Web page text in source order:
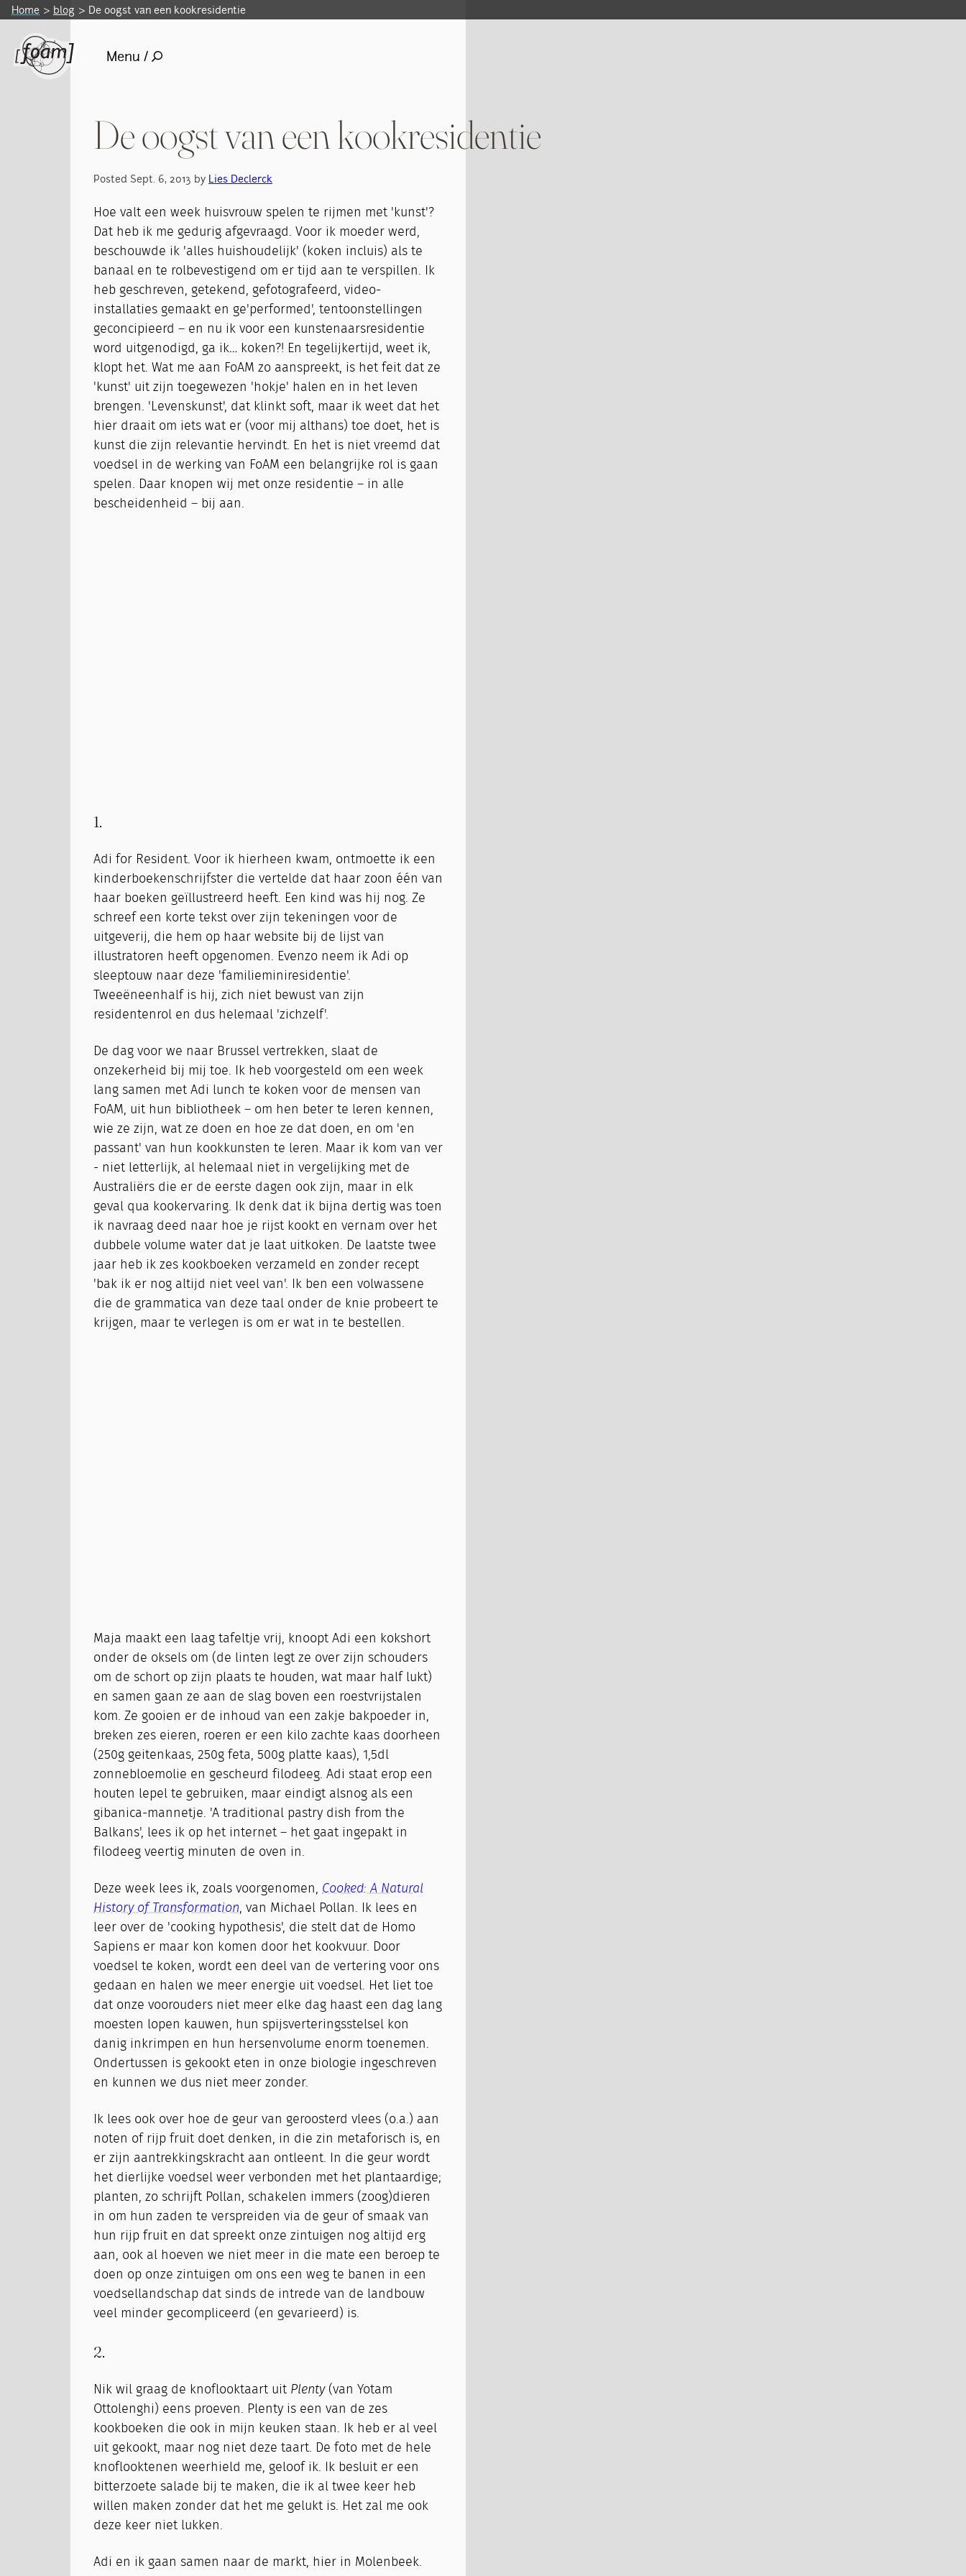
Home blog De oogst van een kookresidentie
Menu /
De oogst van een kookresidentie
Posted Sept. 6, 2013 by Lies Declerck
Hoe valt een week huisvrouw spelen te rijmen met 'kunst'?
Dat heb ik me gedurig afgevraagd. Voor ik moeder werd,
beschouwde ik 'alles huishoudelijk' (koken incluis) als te
banaal en te rolbevestigend om er tijd aan te verspillen. Ik
heb geschreven, getekend, gefotografeerd, video-
installaties gemaakt en ge'performed', tentoonstellingen
geconcipieerd – en nu ik voor een kunstenaarsresidentie
word uitgenodigd, ga ik… koken?! En tegelijkertijd, weet ik,
klopt het. Wat me aan FoAM zo aanspreekt, is het feit dat ze
'kunst' uit zijn toegewezen 'hokje' halen en in het leven
brengen. 'Levenskunst', dat klinkt soft, maar ik weet dat het
hier draait om iets wat er (voor mij althans) toe doet, het is
kunst die zijn relevantie hervindt. En het is niet vreemd dat
voedsel in de werking van FoAM een belangrijke rol is gaan
spelen. Daar knopen wij met onze residentie – in alle
bescheidenheid – bij aan.
1.
Adi for Resident. Voor ik hierheen kwam, ontmoette ik een
kinderboekenschrijfster die vertelde dat haar zoon één van
haar boeken geïllustreerd heeft. Een kind was hij nog. Ze
schreef een korte tekst over zijn tekeningen voor de
uitgeverij, die hem op haar website bij de lijst van
illustratoren heeft opgenomen. Evenzo neem ik Adi op
sleeptouw naar deze 'familieminiresidentie'.
Tweeëneenhalf is hij, zich niet bewust van zijn
residentenrol en dus helemaal 'zichzelf'.
De dag voor we naar Brussel vertrekken, slaat de
onzekerheid bij mij toe. Ik heb voorgesteld om een week
lang samen met Adi lunch te koken voor de mensen van
FoAM, uit hun bibliotheek – om hen beter te leren kennen,
wie ze zijn, wat ze doen en hoe ze dat doen, en om 'en
passant' van hun kookkunsten te leren. Maar ik kom van ver
- niet letterlijk, al helemaal niet in vergelijking met de
Australiërs die er de eerste dagen ook zijn, maar in elk
geval qua kookervaring. Ik denk dat ik bijna dertig was toen
ik navraag deed naar hoe je rijst kookt en vernam over het
dubbele volume water dat je laat uitkoken. De laatste twee
jaar heb ik zes kookboeken verzameld en zonder recept
'bak ik er nog altijd niet veel van'. Ik ben een volwassene
die de grammatica van deze taal onder de knie probeert te
krijgen, maar te verlegen is om er wat in te bestellen.
Maja maakt een laag tafeltje vrij, knoopt Adi een kokshort
onder de oksels om (de linten legt ze over zijn schouders
om de schort op zijn plaats te houden, wat maar half lukt)
en samen gaan ze aan de slag boven een roestvrijstalen
kom. Ze gooien er de inhoud van een zakje bakpoeder in,
breken zes eieren, roeren er een kilo zachte kaas doorheen
(250g geitenkaas, 250g feta, 500g platte kaas), 1,5dl
zonnebloemolie en gescheurd filodeeg. Adi staat erop een
houten lepel te gebruiken, maar eindigt alsnog als een
gibanica-mannetje. 'A traditional pastry dish from the
Balkans', lees ik op het internet – het gaat ingepakt in
filodeeg veertig minuten de oven in.
Deze week lees ik, zoals voorgenomen, Cooked: A Natural
History of Transformation, van Michael Pollan. Ik lees en
leer over de 'cooking hypothesis', die stelt dat de Homo
Sapiens er maar kon komen door het kookvuur. Door
voedsel te koken, wordt een deel van de vertering voor ons
gedaan en halen we meer energie uit voedsel. Het liet toe
dat onze voorouders niet meer elke dag haast een dag lang
moesten lopen kauwen, hun spijsverteringsstelsel kon
danig inkrimpen en hun hersenvolume enorm toenemen.
Ondertussen is gekookt eten in onze biologie ingeschreven
en kunnen we dus niet meer zonder.
Ik lees ook over hoe de geur van geroosterd vlees (o.a.) aan
noten of rijp fruit doet denken, in die zin metaforisch is, en
er zijn aantrekkingskracht aan ontleent. In die geur wordt
het dierlijke voedsel weer verbonden met het plantaardige;
planten, zo schrijft Pollan, schakelen immers (zoog)dieren
in om hun zaden te verspreiden via de geur of smaak van
hun rijp fruit en dat spreekt onze zintuigen nog altijd erg
aan, ook al hoeven we niet meer in die mate een beroep te
doen op onze zintuigen om ons een weg te banen in een
voedsellandschap dat sinds de intrede van de landbouw
veel minder gecompliceerd (en gevarieerd) is.
2.
Nik wil graag de knoflooktaart uit Plenty(van Yotam
Ottolenghi) eens proeven. Plenty is een van de zes
kookboeken die ook in mijn keuken staan. Ik heb er al veel
uit gekookt, maar nog niet deze taart. De foto met de hele
knoflooktenen weerhield me, geloof ik. Ik besluit er een
bitterzoete salade bij te maken, die ik al twee keer heb
willen maken zonder dat het me gelukt is. Het zal me ook
deze keer niet lukken.
Adi en ik gaan samen naar de markt, hier in Molenbeek.